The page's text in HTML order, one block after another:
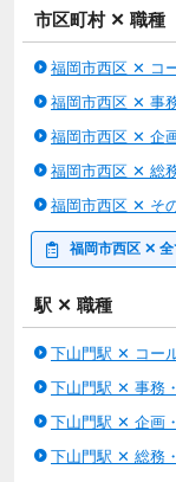
市区町村 ✕ 職種
福岡市西区 ✕ コ
福岡市西区 ✕ 事
福岡市西区 ✕ 企
福岡市西区 ✕ 総
福岡市西区 ✕ そ
福岡市西区 ✕ 全
駅 ✕ 職種
下山門駅 ✕ コー
下山門駅 ✕ 事務
下山門駅 ✕ 企画
下山門駅 ✕ 総務